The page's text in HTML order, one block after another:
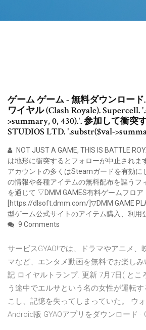
ゲーム ゲーム - 無料ダウンロー
ワイヤル (Clash Royale). Supercell.
>summary, 0, 430).'. 参加して衝突
STUDIOS LTD. '.substr($val-
NOT JUST A GAME, THIS IS BATTLE
は地形に衝突するとフォローが中止されま
アカウントの多くはSteamガードを有効に
の情報や各種アイテムの無料配布を謳うフ
を通じて ▽DMM GAMES有料ゲームフロア
[https://dlsoft.dmm.com/]▽DMM GAME
型ゲーム公式サイトのアイテム購入、利用
9 Comments
サービスGYAO!では、ドラマやアニメ、
マなど、エンタメ動画を無料でお楽し
記 ロイヤルトランプ. 更新 7月7日( とこ
う途中でエルサという名の女性が運転
こし、記憶を失ってしまっていた。 ウ
Android版 GYAOアプリをダウンロード ·